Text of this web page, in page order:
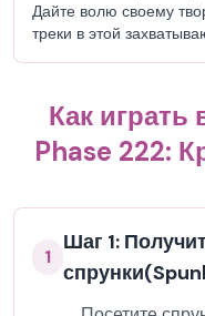
Дайте волю своему
треки в этой
Как
Phase 222:
1
Шаг 1: